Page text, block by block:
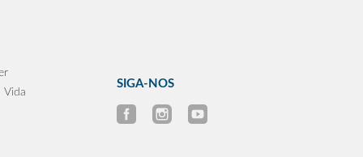
Vida
SIGA-NOS